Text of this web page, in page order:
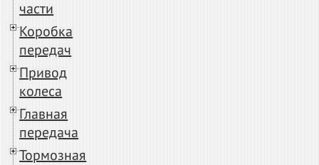
части
Коробка
передач
Привод
колеса
Главная
передача
Тормозная